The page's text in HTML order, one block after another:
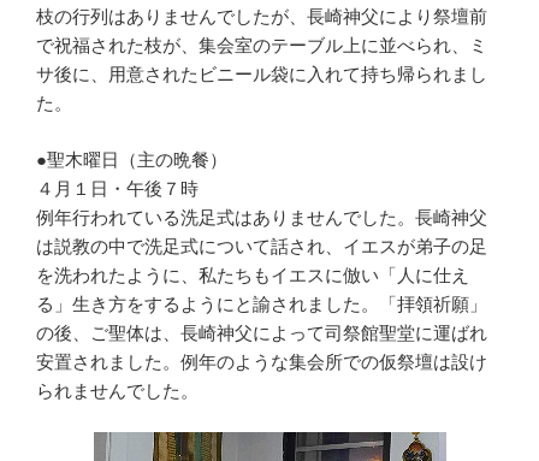
枝の行列はありませんでしたが、長崎神父により祭壇前
で祝福された枝が、集会室のテーブル上に並べられ、ミ
サ後に、用意されたビニール袋に入れて持ち帰られまし
た。
●聖木曜日（主の晩餐）
４月１日・午後７時
例年行われている洗足式はありませんでした。長崎神父
は説教の中で洗足式について話され、イエスが弟子の足
を洗われたように、私たちもイエスに倣い「人に仕え
る」生き方をするようにと諭されました。「拝領祈願」
の後、ご聖体は、長崎神父によって司祭館聖堂に運ばれ
安置されました。例年のような集会所での仮祭壇は設け
られませんでした。